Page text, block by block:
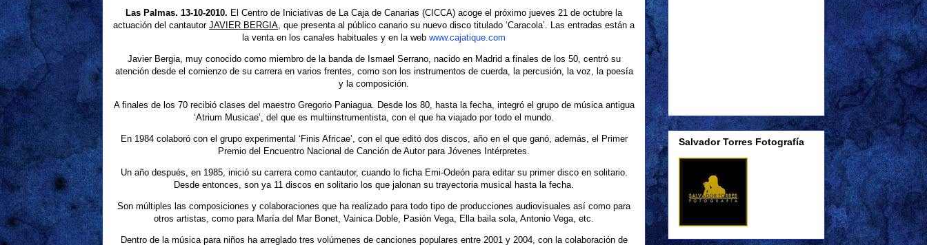
Las Palmas. 13-10-2010. El Centro de Iniciativas de La Caja de Canarias (CICCA) acoge el próximo jueves 21 de octubre la
actuación del cantautor JAVIER BERGIA , que presenta al público canario su nuevo disco titulado ‘Caracola’. Las entradas están a
la venta en los canales habituales y en la web www.cajatique.com
Javier Bergia, muy conocido como miembro de la banda de Ismael Serrano, nacido en Madrid a finales de los 50, centró su
atención desde el comienzo de su carrera en varios frentes, como son los instrumentos de cuerda, la percusión, la voz, la poesía
y la composición.
A finales de los 70 recibió clases del maestro Gregorio Paniagua. Desde los 80, hasta la fecha, integró el grupo de música antigua
‘Atrium Musicae’, del que es multiinstrumentista, con el que ha viajado por todo el mundo.
En 1984 colaboró con el grupo experimental ‘Finis Africae’, con el que editó dos discos, año en el que ganó, además, el Primer
Premio del Encuentro Nacional de Canción de Autor para Jóvenes Intérpretes.
Un año después, en 1985, inició su carrera como cantautor, cuando lo ficha Emi-Odeón para editar su primer disco en solitario.
Desde entonces, son ya 11 discos en solitario los que jalonan su trayectoria musical hasta la fecha.
Son múltiples las composiciones y colaboraciones que ha realizado para todo tipo de producciones audiovisuales así como para
otros artistas, como para María del Mar Bonet, Vainica Doble, Pasión Vega, Ella baila sola, Antonio Vega, etc.
Dentro de la música para niños ha arreglado tres volúmenes de canciones populares entre 2001 y 2004, con la colaboración de
Salvador Torres Fotografía